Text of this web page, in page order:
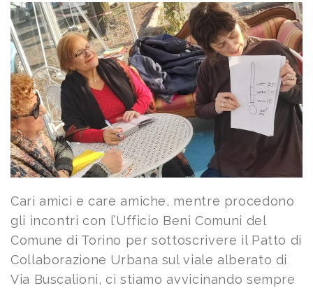
Cari amici e care amiche, mentre procedono
gli incontri con l’Ufficio Beni Comuni del
Comune di Torino per sottoscrivere il Patto di
Collaborazione Urbana sul viale alberato di
Via Buscalioni, ci stiamo avvicinando sempre